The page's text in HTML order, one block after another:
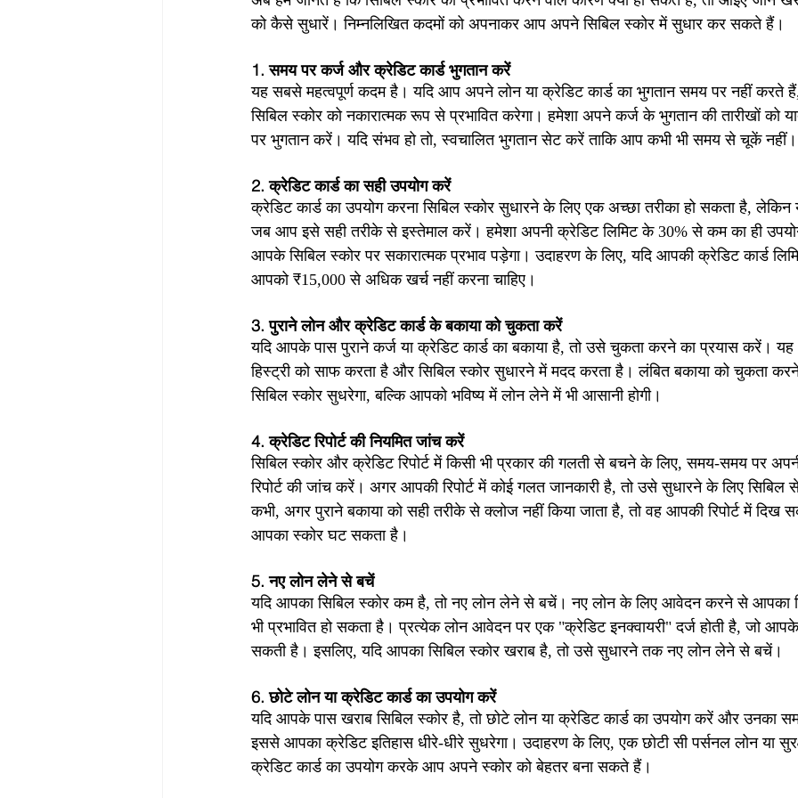
को कैसे सुधारें। निम्नलिखित कदमों को अपनाकर आप अपने सिबिल स्कोर में सुधार कर सकते हैं।
1. समय पर कर्ज और क्रेडिट कार्ड भुगतान करें
यह सबसे महत्वपूर्ण कदम है। यदि आप अपने लोन या क्रेडिट कार्ड का भुगतान समय पर नहीं
सिबिल स्कोर को नकारात्मक रूप से प्रभावित करेगा। हमेशा अपने कर्ज के भुगतान की तारीखों
पर भुगतान करें। यदि संभव हो तो, स्वचालित भुगतान सेट करें ताकि आप कभी भी समय से चूकें नहीं।
2. क्रेडिट कार्ड का सही उपयोग करें
क्रेडिट कार्ड का उपयोग करना सिबिल स्कोर सुधारने के लिए एक अच्छा तरीका हो सकता है, लेकिन
जब आप इसे सही तरीके से इस्तेमाल करें। हमेशा अपनी क्रेडिट लिमिट के 30% से कम का ही
आपके सिबिल स्कोर पर सकारात्मक प्रभाव पड़ेगा। उदाहरण के लिए, यदि आपकी क्रेडिट कार्ड
आपको ₹15,000 से अधिक खर्च नहीं करना चाहिए।
3. पुराने लोन और क्रेडिट कार्ड के बकाया को चुकता करें
यदि आपके पास पुराने कर्ज या क्रेडिट कार्ड का बकाया है, तो उसे चुकता करने का प्रयास करें।
हिस्ट्री को साफ करता है और सिबिल स्कोर सुधारने में मदद करता है। लंबित बकाया को चुकता
सिबिल स्कोर सुधरेगा, बल्कि आपको भविष्य में लोन लेने में भी आसानी होगी।
4. क्रेडिट रिपोर्ट की नियमित जांच करें
सिबिल स्कोर और क्रेडिट रिपोर्ट में किसी भी प्रकार की गलती से बचने के लिए, समय-समय पर
रिपोर्ट की जांच करें। अगर आपकी रिपोर्ट में कोई गलत जानकारी है, तो उसे सुधारने के लिए
कभी, अगर पुराने बकाया को सही तरीके से क्लोज नहीं किया जाता है, तो वह आपकी रिपोर्ट में
आपका स्कोर घट सकता है।
5. नए लोन लेने से बचें
यदि आपका सिबिल स्कोर कम है, तो नए लोन लेने से बचें। नए लोन के लिए आवेदन करने से आपका
भी प्रभावित हो सकता है। प्रत्येक लोन आवेदन पर एक "क्रेडिट इनक्वायरी" दर्ज होती है, जो
सकती है। इसलिए, यदि आपका सिबिल स्कोर खराब है, तो उसे सुधारने तक नए लोन लेने से बचें।
6. छोटे लोन या क्रेडिट कार्ड का उपयोग करें
यदि आपके पास खराब सिबिल स्कोर है, तो छोटे लोन या क्रेडिट कार्ड का उपयोग करें और उनका
इससे आपका क्रेडिट इतिहास धीरे-धीरे सुधरेगा। उदाहरण के लिए, एक छोटी सी पर्सनल लोन या
क्रेडिट कार्ड का उपयोग करके आप अपने स्कोर को बेहतर बना सकते हैं।